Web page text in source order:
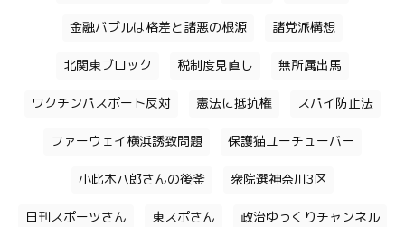
金融バブルは格差と諸悪の根源 諸党派構想
北関東ブロック 税制度見直し 無所属出馬
ワクチンパスポート反対 憲法に抵抗権 スパイ防止法
ファーウェイ横浜誘致問題 保護猫ユーチューバー
小此木八郎さんの後釜 衆院選神奈川3区
日刊スポーツさん 東スポさん 政治ゆっくりチャンネル